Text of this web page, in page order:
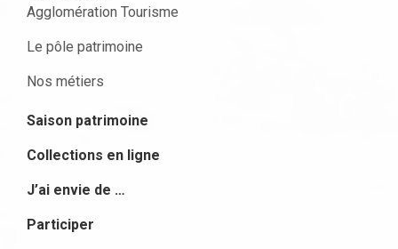
Agglomération Tourisme
Le pôle patrimoine
Nos métiers
Saison patrimoine
Collections en ligne
J’ai envie de …
Participer